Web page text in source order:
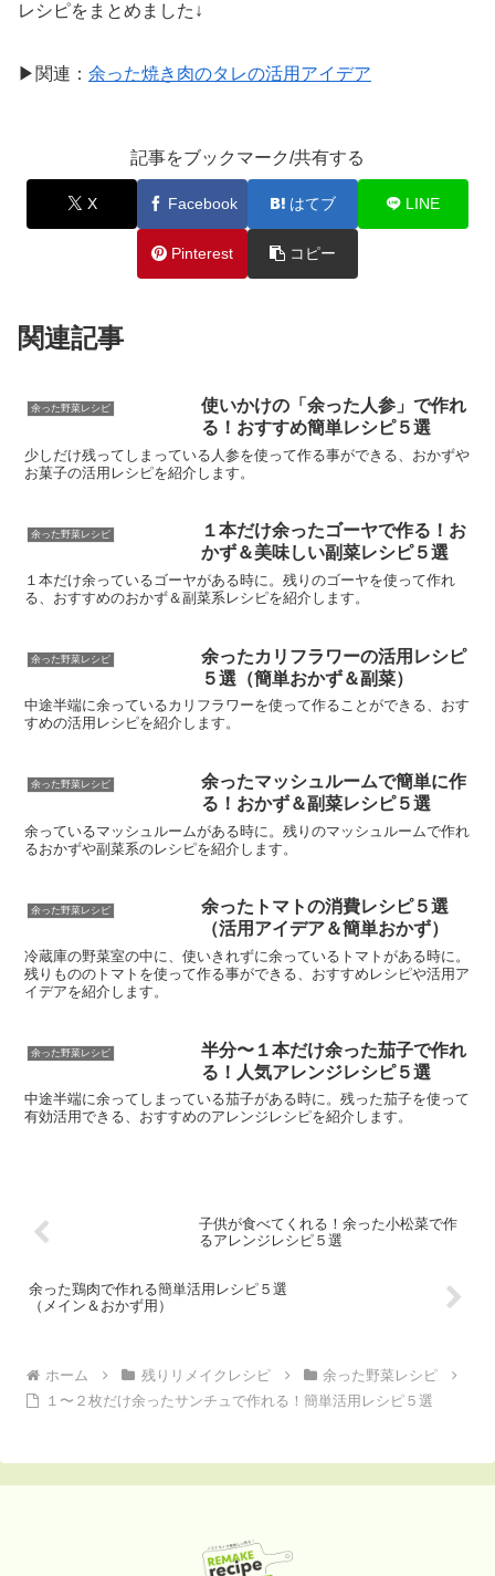
レシピをまとめました↓
▶関連： 余った焼き肉のタレの活用アイデア
記事をブックマーク/共有する
X Facebook はてブ LINE
Pinterest コピー
関連記事
余った野菜レシピ
使いかけの「余った人参」で作れ
る！おすすめ簡単レシピ５選
少しだけ残ってしまっている人参を使って作る事ができる、おかずや
お菓子の活用レシピを紹介します。
余った野菜レシピ
１本だけ余ったゴーヤで作る！お
かず＆美味しい副菜レシピ５選
１本だけ余っているゴーヤがある時に。残りのゴーヤを使って作れ
る、おすすめのおかず＆副菜系レシピを紹介します。
余った野菜レシピ
余ったカリフラワーの活用レシピ
５選（簡単おかず＆副菜）
中途半端に余っているカリフラワーを使って作ることができる、おす
すめの活用レシピを紹介します。
余った野菜レシピ
余ったマッシュルームで簡単に作
る！おかず＆副菜レシピ５選
余っているマッシュルームがある時に。残りのマッシュルームで作れ
るおかずや副菜系のレシピを紹介します。
余った野菜レシピ
余ったトマトの消費レシピ５選
（活用アイデア＆簡単おかず）
冷蔵庫の野菜室の中に、使いきれずに余っているトマトがある時に。
残りもののトマトを使って作る事ができる、おすすめレシピや活用ア
イデアを紹介します。
余った野菜レシピ
半分〜１本だけ余った茄子で作れ
る！人気アレンジレシピ５選
中途半端に余ってしまっている茄子がある時に。残った茄子を使って
有効活用できる、おすすめのアレンジレシピを紹介します。
子供が食べてくれる！余った小松菜で作
るアレンジレシピ５選
余った鶏肉で作れる簡単活用レシピ５選
（メイン＆おかず用）
ホーム 残りリメイクレシピ
余った野菜レシピ
１〜２枚だけ余ったサンチュで作れる！簡単活用レシピ５選